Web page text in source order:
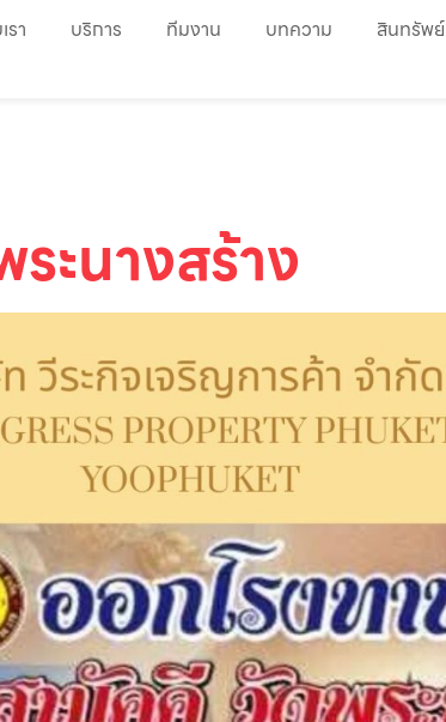
รา บริการ ทีมงาน บทความ สินทรัพย์
ะนางสร้าง